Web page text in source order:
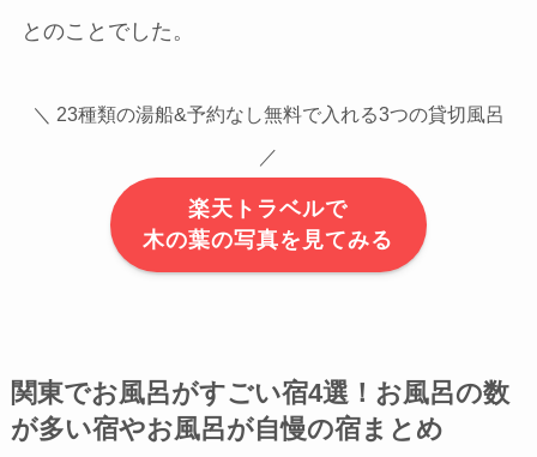
とのことでした。
＼ 23種類の湯船&予約なし無料で入れる3つの貸切風呂
／
楽天トラベルで
木の葉の写真を見てみる
関東でお風呂がすごい宿4選！お風呂の数
が多い宿やお風呂が自慢の宿まとめ